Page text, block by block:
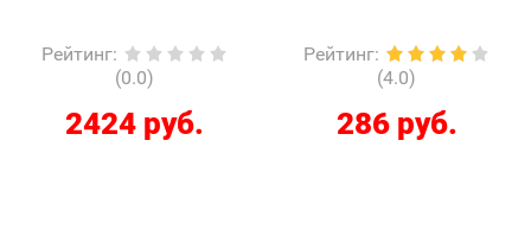
Рейтинг:
(0.0)
2424 руб.
Рейтинг:
(4.0)
286 руб.